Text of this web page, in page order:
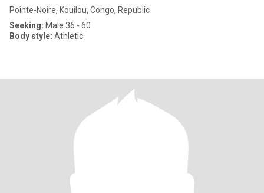
Pointe-Noire, Kouilou, Congo, Republic
Seeking: Male 36 - 60
Body style: Athletic